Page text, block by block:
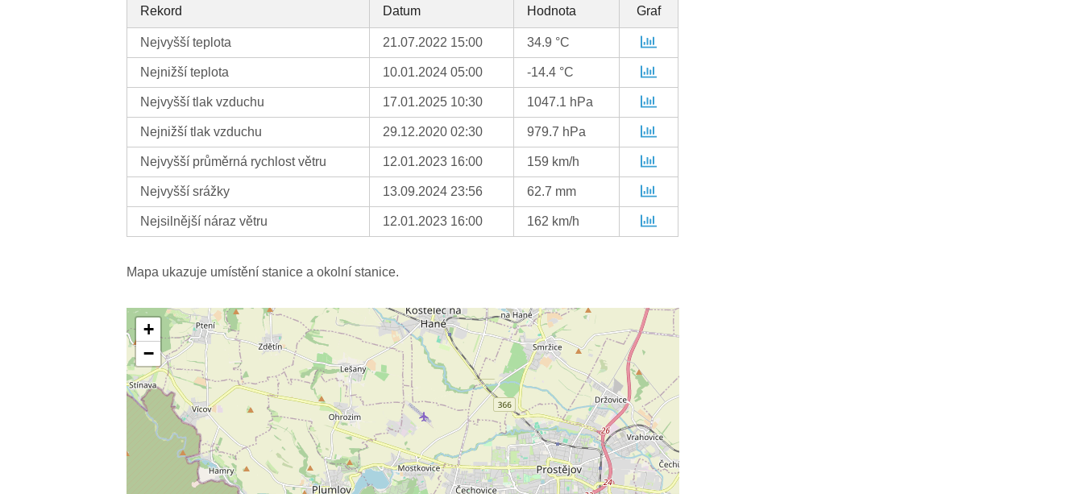
Rekord Datum Hodnota Graf
Nejvyšší teplota 21.07.2022 15:00 34.9 °C
Nejnižší teplota 10.01.2024 05:00 -14.4 °C
Nejvyšší tlak vzduchu 17.01.2025 10:30 1047.1 hPa
Nejnižší tlak vzduchu 29.12.2020 02:30 979.7 hPa
Nejvyšší průměrná rychlost větru 12.01.2023 16:00 159 km/h
Nejvyšší srážky 13.09.2024 23:56 62.7 mm
Nejsilnější náraz větru 12.01.2023 16:00 162 km/h
Mapa ukazuje umístění stanice a okolní stanice.
+
−